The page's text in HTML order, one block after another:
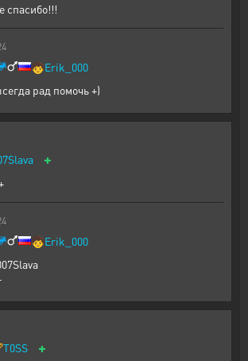
спасибо!!!
🧒Erik_000
рад помочь +)
+
🧒Erik_000
T0SS +